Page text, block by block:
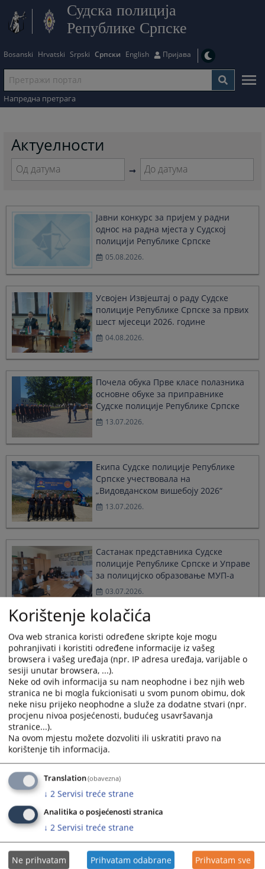
Судска полиција
Републике Српске
Bosanski Hrvatski Srpski Српски English Пријава
Напредна претрага
Актуелности
to
interact
calendar
and
select
a
date.
Press
the
question
mark
key
get
the
keyboard
shortcuts
for
dates.
to
interact
with
the
calendar
select
a
date.
Press
the
mark
the
keyboard
shortcuts
for
dates.
Јавни конкурс за пријем у радни
однос на радна мјеста у Судској
полицији Републике Српске
05.08.2026.
Усвојен Извјештај о раду Судске
полиције Републике Српске за првих
шест мјесеци 2026. године
04.08.2026.
Почела обука Прве класе полазника
основне обуке за приправнике
Судске полиције Републике Српске
13.07.2026.
Екипа Судске полиције Републике
Српске учествовала на
„Видовданском вишебоју 2026“
13.07.2026.
Састанак представника Судске
полиције Републике Српске и Управе
за полицијско образовање МУП-а
03.07.2026.
кандидата на основу Јавног конкурса
број СУ-СП-390/26 од 15.05.2026.
године
23.06.2026.
Спортске игре Судске полиције
Требињу
Обавјештење за кандидате који
посједују важеће љекарско увјерење
за полицијске службенике МУП-а
Korištenje kolačića
Ova web stranica koristi određene skripte koje mogu
pohranjivati i koristiti određene informacije iz vašeg
browsera i vašeg uređaja (npr. IP adresa uređaja, varijable o
sesiji unutar browsera, ...).
Neke od ovih informacija su nam neophodne i bez njih web
stranica ne bi mogla fukcionisati u svom punom obimu, dok
neke nisu prijeko neophodne a služe za dodatne stvari (npr.
procjenu nivoa posjećenosti, budućeg usavršavanja
stranice...).
Na ovom mjestu možete dozvoliti ili uskratiti pravo na
korištenje tih informacija.
Translation(obavezna)
↓ 2 Servisi treće strane
Analitika o posjećenosti stranica
↓ 2 Servisi treće strane
Ne prihvatam Prihvatam odabrane Prihvatam sve